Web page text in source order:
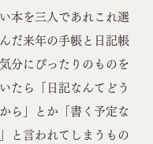
本を三人であれこれ選
だ来年の手帳と日記帳
分にぴったりのものを
たら「日記なんてどう
ら」とか「書く予定な
と言われてしまうもの